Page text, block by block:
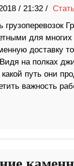
/ 21:32 /
грузоперевозок
для
доставку
на полках
путь они
важность